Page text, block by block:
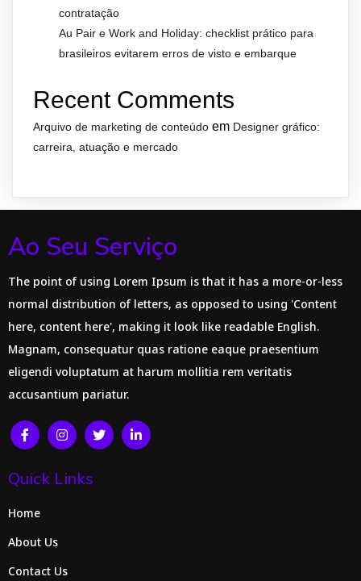
contratação
Au Pair e Work and Holiday: checklist prático para
brasileiros evitarem erros de visto e embarque
Recent Comments
Arquivo de marketing de conteúdo em Designer gráfico:
carreira, atuação e mercado
Ao Seu Serviço
The point of using Lorem Ipsum is that it has a more-or-less
normal distribution of letters, as opposed to using 'Content
here, content here', making it look like readable English.
Magnam, consequatur quas ratione eaque praesentium
eligendi voluptatum at harum mollitia rem veritatis
accusantium pariatur.
Quick Links
Home
About Us
Contact Us